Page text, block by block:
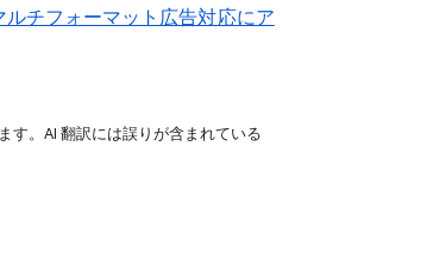
チフォーマット広告対応にア
す。AI 翻訳には誤りが含まれている